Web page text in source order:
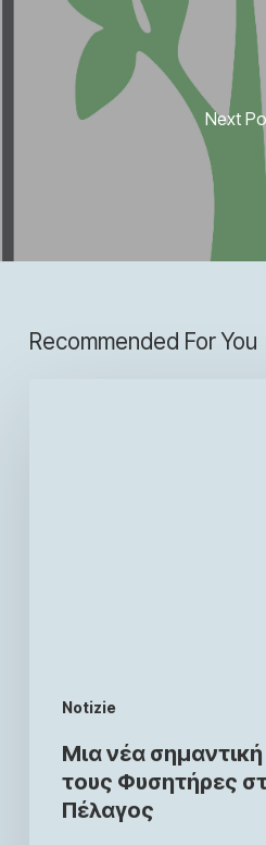
Next
Recommended For You
Notizie
Μια νέα σημαντική
τους Φυσητήρες
Πέλαγος